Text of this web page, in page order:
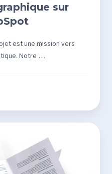
sur
est une mission vers
Notre …